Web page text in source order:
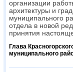
организации
архитектуры и
муниципального
отдела в новой
принятия
Глава
муниципального